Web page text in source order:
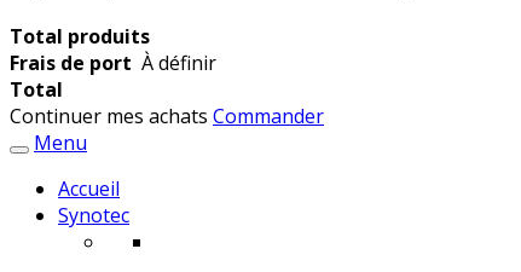
Total produits
Frais de port À définir
Total
Continuer mes achats Commander
Menu
Accueil
Synotec